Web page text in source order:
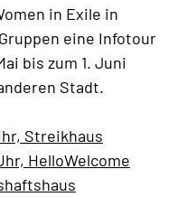
in Exile in
eine Infotour
bis zum 1. Juni
Stadt.
Streikhaus
HelloWelcome